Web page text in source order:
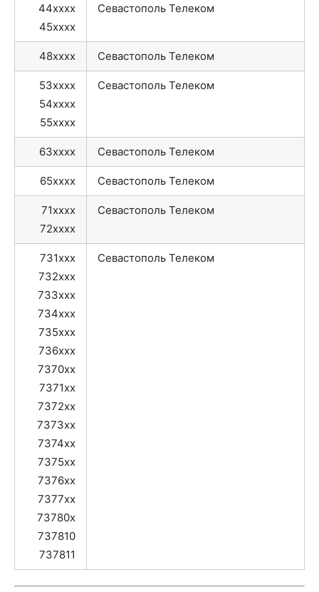
44xxxx
45xxxx
Севастополь Телеком
48xxxx Севастополь Телеком
53xxxx
54xxxx
55xxxx
Севастополь Телеком
63xxxx Севастополь Телеком
65xxxx Севастополь Телеком
71xxxx
72xxxx
Севастополь Телеком
731xxx
732xxx
733xxx
734xxx
735xxx
736xxx
7370xx
7371xx
7372xx
7373xx
7374xx
7375xx
7376xx
7377xx
73780x
737810
737811
Севастополь Телеком